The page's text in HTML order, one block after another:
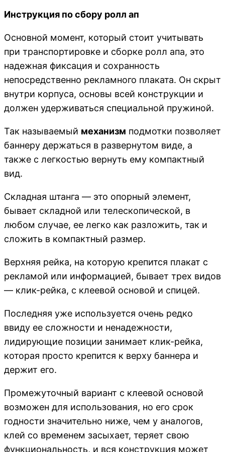
Инструкция по сбору ролл ап
Основной момент, который стоит учитывать
при транспортировке и сборке ролл апа, это
надежная фиксация и сохранность
непосредственно рекламного плаката. Он скрыт
внутри корпуса, основы всей конструкции и
должен удерживаться специальной пружиной.
Так называемый механизм подмотки позволяет
баннеру держаться в развернутом виде, а
также с легкостью вернуть ему компактный
вид.
Складная штанга — это опорный элемент,
бывает складной или телескопической, в
любом случае, ее легко как разложить, так и
сложить в компактный размер.
Верхняя рейка, на которую крепится плакат с
рекламой или информацией, бывает трех видов
— клик-рейка, с клеевой основой и спицей.
Последняя уже используется очень редко
ввиду ее сложности и ненадежности,
лидирующие позиции занимает клик-рейка,
которая просто крепится к верху баннера и
держит его.
Промежуточный вариант с клеевой основой
возможен для использования, но его срок
годности значительно ниже, чем у аналогов,
клей со временем засыхает, теряет свою
функциональность, и вся конструкция может